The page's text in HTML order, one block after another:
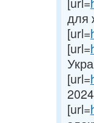
для
[url=
[url=
[url=
[url=